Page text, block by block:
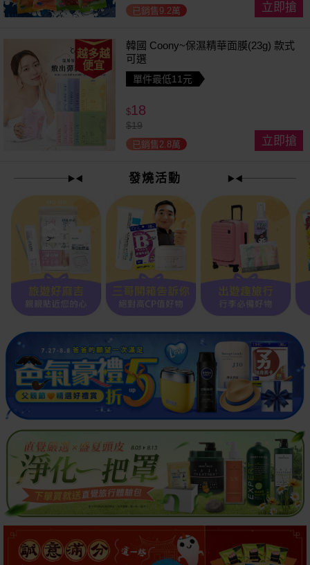
已銷售9.2萬 立即搶
越多越
便宜
韓國 Coony~保濕精華面膜(23g) 款式
可選
單件最低11元
$18
$19
已銷售2.8萬 立即搶
發燒活動